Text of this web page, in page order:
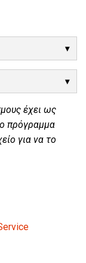
έχει ως
πρόγραμμα
για να το